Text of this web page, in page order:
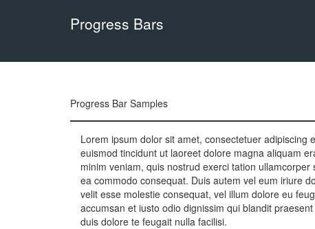
Progress Bars
Progress Bar Samples
Lorem ipsum dolor sit amet, consectetuer adipiscing
euismod tincidunt ut laoreet dolore magna aliquam
minim veniam, quis nostrud exerci tation
ea commodo consequat. Duis autem vel eum iriure
velit esse molestie consequat, vel illum dolore eu
accumsan et iusto odio dignissim qui blandit
duis dolore te feugait nulla facilisi.